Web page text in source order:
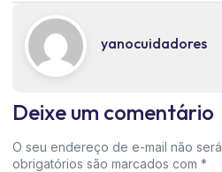
yanocuidadores
Deixe um comentário
O seu endereço de e-mail não
obrigatórios são marcados com *